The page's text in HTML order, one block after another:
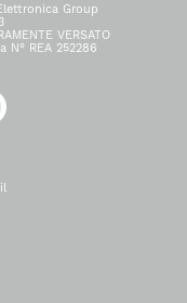
Group
VERSATO
N° REA 252286